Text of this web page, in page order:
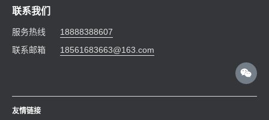
联系我们
服务热线
18888388607
联系邮箱
18561683663@163.com
友情链接